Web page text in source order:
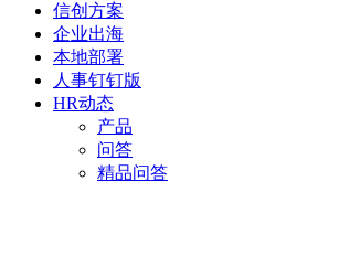
信创方案
企业出海
本地部署
人事钉钉版
HR动态
产品
问答
精品问答